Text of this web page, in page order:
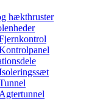
hækthruster
Agtertunnel